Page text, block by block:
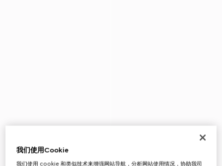
我们使用Cookie
我们使用 cookie 和类似技术来增强网站导航，分析网站使用情况，协助我司